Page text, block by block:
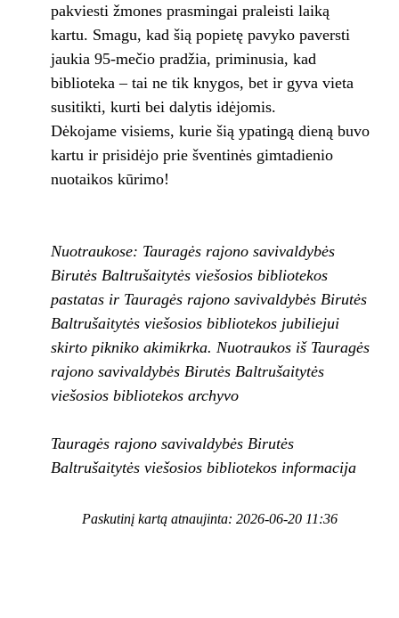
pakviesti žmones prasmingai praleisti laiką
kartu. Smagu, kad šią popietę pavyko paversti
jaukia 95-mečio pradžia, priminusia, kad
biblioteka – tai ne tik knygos, bet ir gyva vieta
susitikti, kurti bei dalytis idėjomis.
Dėkojame visiems, kurie šią ypatingą dieną buvo
kartu ir prisidėjo prie šventinės gimtadienio
nuotaikos kūrimo!
Nuotraukose: Tauragės rajono savivaldybės
Birutės Baltrušaitytės viešosios bibliotekos
pastatas ir Tauragės rajono savivaldybės Birutės
Baltrušaitytės viešosios bibliotekos jubiliejui
skirto pikniko akimikrka. Nuotraukos iš Tauragės
rajono savivaldybės Birutės Baltrušaitytės
viešosios bibliotekos archyvo
Tauragės rajono savivaldybės Birutės
Baltrušaitytės viešosios bibliotekos informacija
Paskutinį kartą atnaujinta: 2026-06-20 11:36